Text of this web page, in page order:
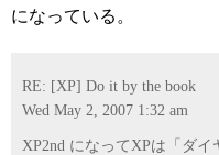
になっている。
RE: [XP] Do it by the book
Wed May 2, 2007 1:32 am
XP2nd になってXPは「ダ